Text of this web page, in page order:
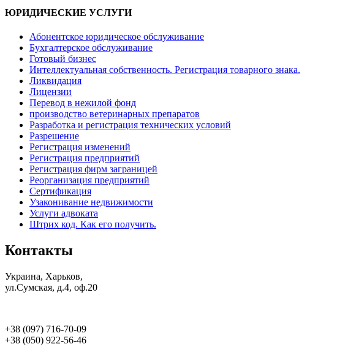
ЮРИДИЧЕСКИЕ УСЛУГИ
Абонентское юридическое обслуживание
Бухгалтерское обслуживание
Готовый бизнес
Интеллектуальная собственность. Регистрация товарного знака.
Ликвидация
Лицензии
Перевод в нежилой фонд
производство ветеринарных препаратов
Разработка и регистрация технических условий
Разрешение
Регистрация изменений
Регистрация предприятий
Регистрация фирм заграницей
Реорганизация предприятий
Сертификация
Узаконивание недвижимости
Услуги адвоката
Штрих код. Как его получить.
Контакты
Украина, Харьков,
ул.Сумская, д.4, оф.20
+38 (097) 716-70-09
+38 (050) 922-56-46